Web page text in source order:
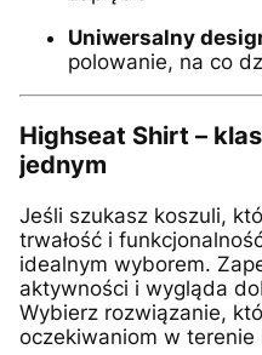
Uniwersalny
polowanie, na co
Highseat Shirt –
jednym
Jeśli szukasz koszuli,
trwałość i
idealnym wyborem.
aktywności i wygląda
Wybierz rozwiązanie,
oczekiwaniom w terenie